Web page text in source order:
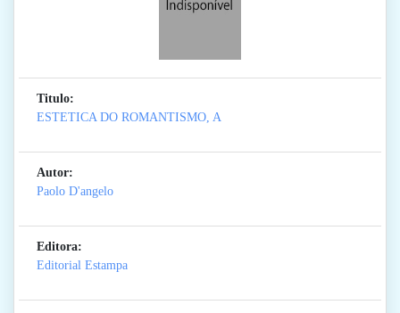
Titulo:
ESTETICA DO ROMANTISMO, A
Autor:
Paolo D'angelo
Editora:
Editorial Estampa